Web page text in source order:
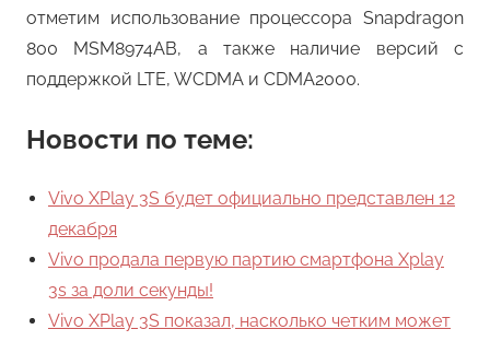
отметим использование процессора Snapdragon
800 MSM8974AB, а также наличие версий с
поддержкой LTE, WCDMA и CDMA2000.
Новости по теме:
Vivo XPlay 3S будет официально представлен 12
декабря
Vivo продала первую партию смартфона Xplay
3s за доли секунды!
Vivo XPlay 3S показал, насколько четким может